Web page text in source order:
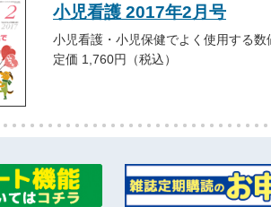
小児看護 2017年2月号
小児看護・小児保健でよく使用する数
定価 1,760円（税込）